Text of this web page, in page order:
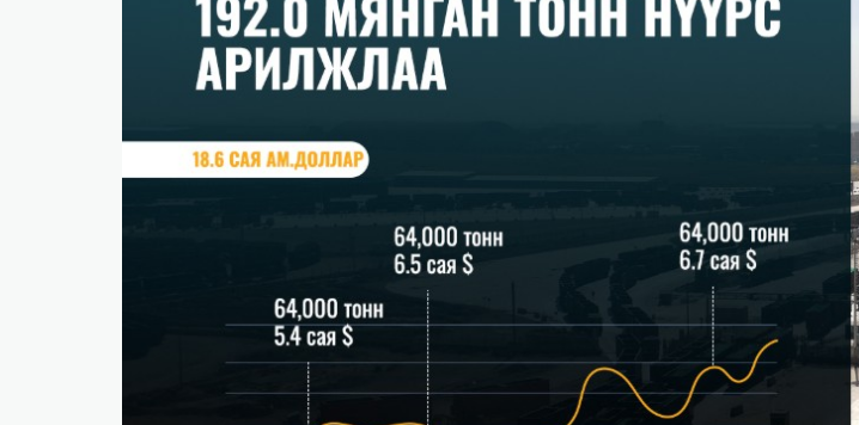
​БНСУ-д аялахдаа үзвэр, үйлчилгээний хөнгөлөлт хэрхэн авах вэ?
2025 онд эдийн засаг 90 их наяд төгрөгт хүрч, 6.8 хувиар өсжээ
​Г.Дамдинням: 66 мянган тонн АИ-92 автобензин авах захиалга хийсэн